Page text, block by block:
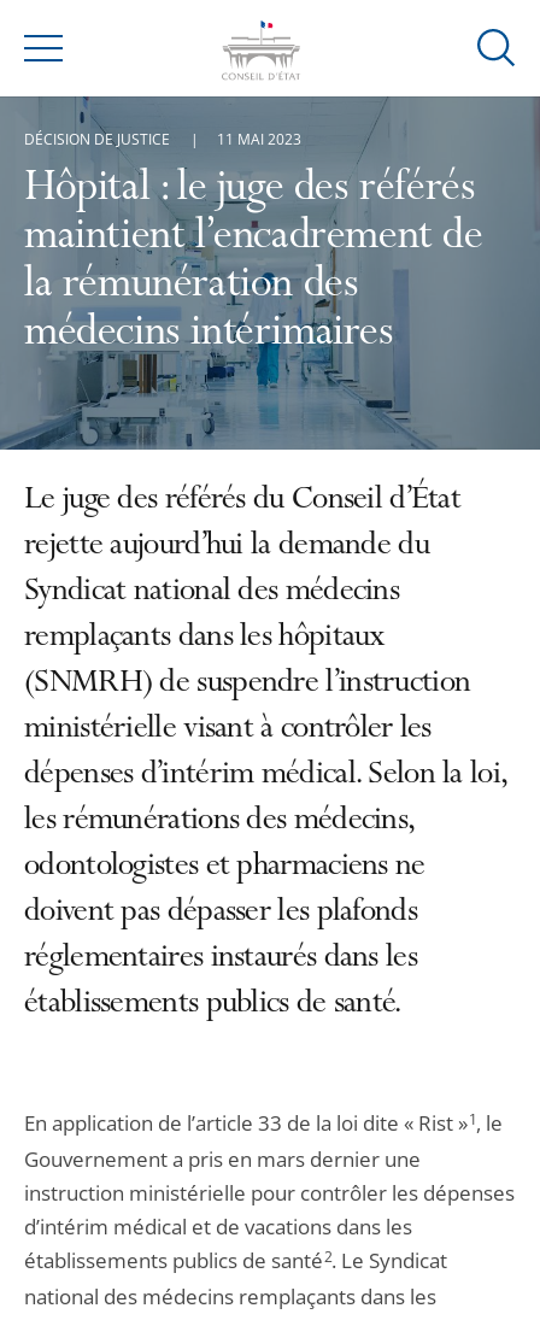
Menu
Ouvrir
Hôpital : le juge des référés
maintient l’encadrement de
la rémunération des
médecins intérimaires
DÉCISION DE JUSTICE 11 MAI 2023
Le juge des référés du Conseil d’État
rejette aujourd’hui la demande du
Syndicat national des médecins
remplaçants dans les hôpitaux
(SNMRH) de suspendre l’instruction
ministérielle visant à contrôler les
dépenses d’intérim médical. Selon la loi,
les rémunérations des médecins,
odontologistes et pharmaciens ne
doivent pas dépasser les plafonds
réglementaires instaurés dans les
établissements publics de santé.
En application de l’article 33 de la loi dite « Rist »1, le
Gouvernement a pris en mars dernier une
instruction ministérielle pour contrôler les dépenses
d’intérim médical et de vacations dans les
établissements publics de santé2. Le Syndicat
national des médecins remplaçants dans les